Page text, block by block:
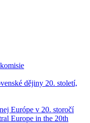
dějiny 20. století,
Európe v 20. storočí
Europe in the 20th